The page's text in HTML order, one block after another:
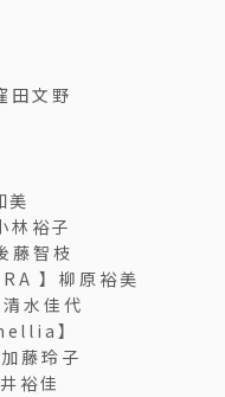
文野
裕子
智枝
】柳原裕美
水佳代
】
藤玲子
裕佳